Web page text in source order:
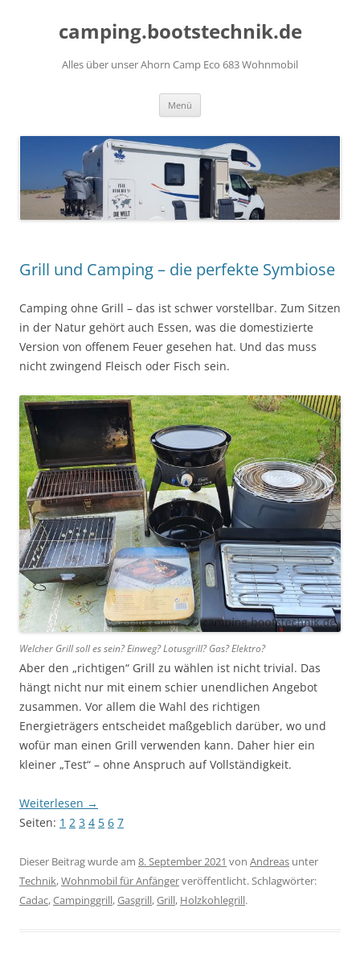
springencamping.bootstechnik.de
Alles über unser Ahorn Camp Eco 683 Wohnmobil
Menü
Grill und Camping – die perfekte Symbiose
Camping ohne Grill – das ist schwer vorstellbar. Zum Sitzen
in der Natur gehört auch Essen, was die domestizierte
Version von offenem Feuer gesehen hat. Und das muss
nicht zwingend Fleisch oder Fisch sein.
Welcher Grill soll es sein? Einweg? Lotusgrill? Gas? Elektro?
Aber den „richtigen“ Grill zu wählen ist nicht trivial. Das
hängt nicht nur mit einem schier unendlichen Angebot
zusammen. Vor allem die Wahl des richtigen
Energieträgers entscheidet maßgeblich darüber, wo und
wofür man einen Grill verwenden kann. Daher hier ein
kleiner „Test“ – ohne Anspruch auf Vollständigkeit.
Weiterlesen →
Seiten: 1 2 3 4 5 6 7
Dieser Beitrag wurde am 8. September 2021 von Andreas unter
Technik,Wohnmobil für Anfängerveröffentlicht. Schlagwörter:
Cadac,Campinggrill,Gasgrill,Grill, Holzkohlegrill.